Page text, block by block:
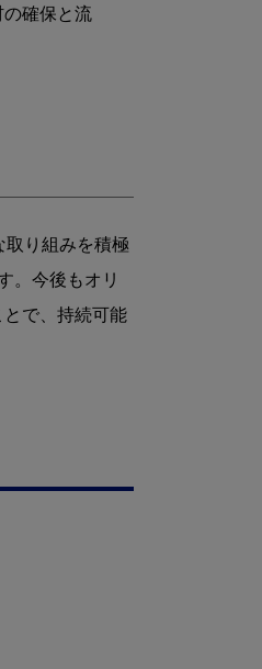
確保と流
取り組みを積極
。今後もオリ
で、持続可能